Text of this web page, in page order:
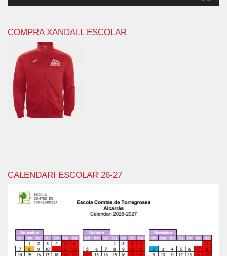
COMPRA XANDALL ESCOLAR
CALENDARI ESCOLAR 26-27